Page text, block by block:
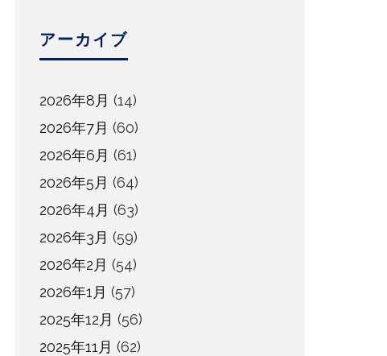
アーカイブ
2026年8月 (14)
2026年7月 (60)
2026年6月 (61)
2026年5月 (64)
2026年4月 (63)
2026年3月 (59)
2026年2月 (54)
2026年1月 (57)
2025年12月 (56)
2025年11月 (62)